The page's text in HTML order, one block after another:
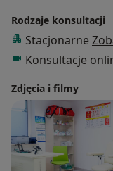
Rodzaje konsultacji
Stacjonarne
Konsultacje
Zdjęcia i filmy